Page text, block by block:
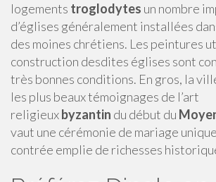
logements troglodytes un nombre
d’églises généralement installées
des moines chrétiens. Les peintures
construction desdites églises sont
très bonnes conditions. En gros, la
les plus beaux témoignages de l’art
religieuxbyzantin du début du
vaut une cérémonie de mariage
contrée emplie de richesses